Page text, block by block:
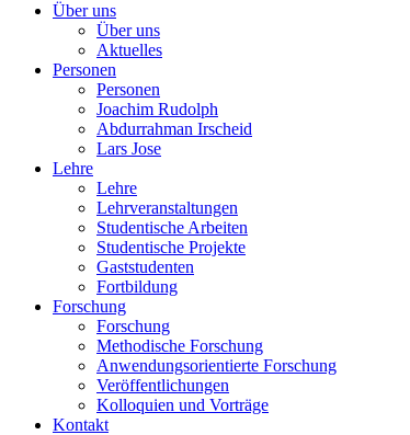
Über uns
Über uns
Aktuelles
Personen
Personen
Joachim Rudolph
Abdurrahman Irscheid
Lars Jose
Lehre
Lehre
Lehrveranstaltungen
Studentische Arbeiten
Studentische Projekte
Gaststudenten
Fortbildung
Forschung
Forschung
Methodische Forschung
Anwendungsorientierte Forschung
Veröffentlichungen
Kolloquien und Vorträge
Kontakt